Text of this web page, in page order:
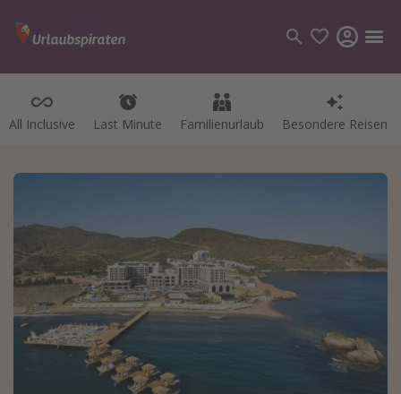
All Inclusive Last Minute Familienurlaub Besondere Reisen
Kategorien
Pauschalreisen
Kreuzfahrten
Reiseziele
Alle Reiseziele
Bodensee Urlaub